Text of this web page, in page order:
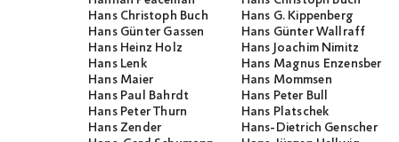
Hans Christoph Buch
Hans G. Kippenberg
Hans Günter Gassen
Hans Günter Wallraff
Hans Heinz Holz
Hans Joachim Nimitz
Hans Lenk
Hans Magnus
Hans Maier
Hans Mommsen
Hans Paul Bahrdt
Hans Peter Bull
Hans Peter Thurn
Hans Platschek
Hans Zender
Hans-Dietrich Genscher